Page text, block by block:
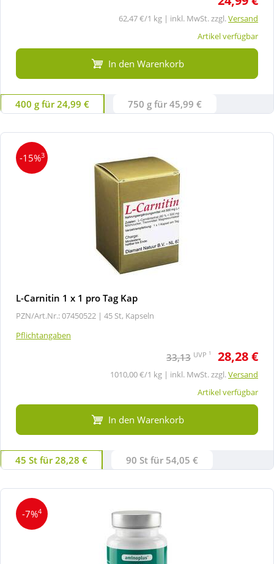
62,47 €/1 kg | inkl. MwSt. zzgl.Versand
Artikel verfügbar
In den Warenkorb
400 g für 24,99 € 750 g für 45,99 €
-15%3
L-Carnitin 1 x 1 pro Tag Kap
PZN/Art.Nr.: 07450522 | 45 St, Kapseln
Pflichtangaben
33,13 UVP 1 28,28 €
1010,00 €/1 kg | inkl. MwSt. zzgl.Versand
Artikel verfügbar
In den Warenkorb
45 St für 28,28 € 90 St für 54,05 €
-7%4